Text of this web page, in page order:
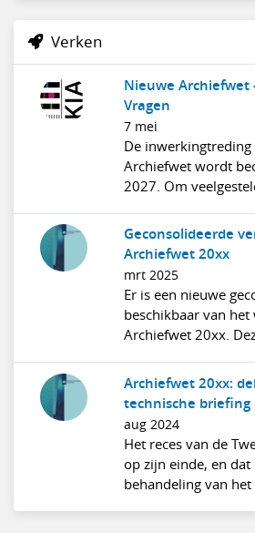
Verken
Nieuwe Archiefwet
Vragen
7 mei
De
Archiefwet wordt
2027. Om
Geconsolideerde
Archiefwet 20xx
mrt 2025
Er is een nieuwe
beschikbaar van
Archiefwet 20xx.
Archiefwet 20xx:
technische briefing
aug 2024
Het reces van de
op zijn einde, en
behandeling van het